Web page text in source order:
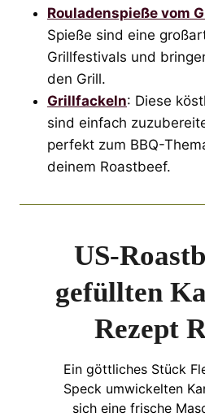
Rouladenspieße vom
Spieße sind eine
Grillfestivals und
den Grill.
Grillfackeln: Diese
sind einfach
perfekt zum BBQ-
deinem Roastbeef.
US-
gefüllten
Rezept
Ein göttliches Stück
Speck umwickelten
sich eine frische